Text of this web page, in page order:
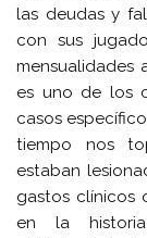
las deudas y
con sus
mensualidades
es uno de los
casos
tiempo nos
estaban
gastos clínicos
en la